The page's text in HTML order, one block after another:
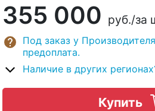
355 000 руб./за
Под заказ у
предоплата.
Наличие в других
Купить